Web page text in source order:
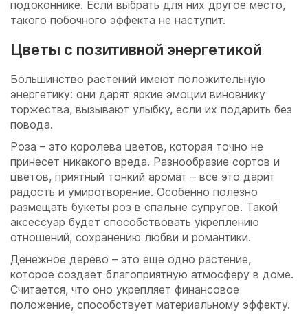
подоконнике. Если выбрать для них другое место,
такого побочного эффекта не наступит.
Цветы с позитивной энергетикой
Большинство растений имеют положительную
энергетику: они дарят яркие эмоции виновнику
торжества, вызывают улыбку, если их подарить без
повода.
Роза – это королева цветов, которая точно не
принесет никакого вреда. Разнообразие сортов и
цветов, приятный тонкий аромат – все это дарит
радость и умиротворение. Особенно полезно
размещать букеты роз в спальне супругов. Такой
аксессуар будет способствовать укреплению
отношений, сохранению любви и романтики.
Денежное дерево – это еще одно растение,
которое создает благоприятную атмосферу в доме.
Считается, что оно укрепляет финансовое
положение, способствует материальному эффекту.